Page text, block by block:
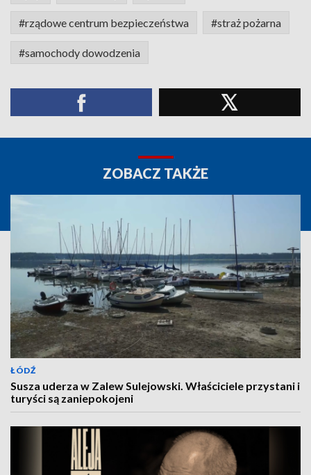
#rządowe centrum bezpieczeństwa #straż pożarna
#samochody dowodzenia
ZOBACZ TAKŻE
ŁÓDŹ
Susza uderza w Zalew Sulejowski. Właściciele przystani i
turyści są zaniepokojeni